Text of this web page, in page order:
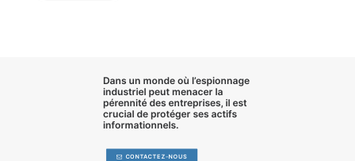
Dans un monde où l’espionnage
industriel peut menacer la
pérennité des entreprises, il est
crucial de protéger ses actifs
informationnels.
CONTACTEZ-NOUS